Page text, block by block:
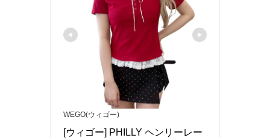
WEGO(ウィゴー)
[ウィゴー] PHILLY ヘンリーレー